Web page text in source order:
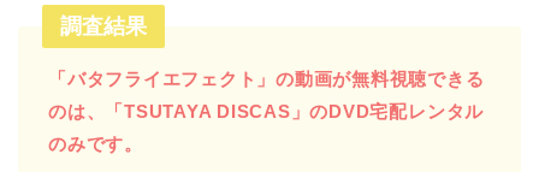
調査結果
「バタフライエフェクト」の動画が無料視聴できる
のは、「TSUTAYA DISCAS」のDVD宅配レンタル
のみです。